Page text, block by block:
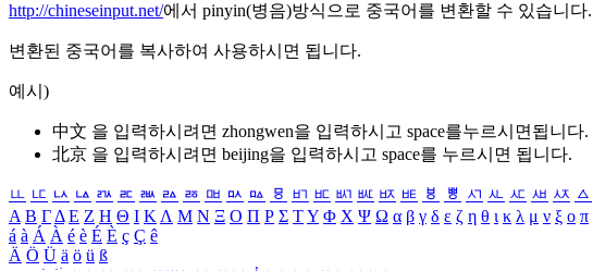
http://chineseinput.net/에서 pinyin(병음)방식으로 중국어를 변환할 수 있습니다.
변환된 중국어를 복사하여 사용하시면 됩니다.
예시)
中文 을 입력하시려면 zhongwen을 입력하시고 space를누르시면됩니다.
北京 을 입력하시려면 beijing을 입력하시고 space를 누르시면 됩니다.
ㅥ ㅦ ㅧ ㅨ ㅩ ㅪ ㅫ ㅬ ㅭ ㅮ ㅯ ㅰ ㅱ ㅲ ㅳ ㅴ ㅵ ㅶ ㅷ ㅸ ㅹ ㅺ ㅻ ㅼ ㅽ ㅾ ㅿ
Α Β ΓΔ Ε Ζ Η Θ Ι ΚΛ Μ Ν Ξ Ο Π Ρ Σ ΤΥ Φ Χ Ψ Ω α β γ δ ε ζ η θ ι κ λ μ ν ξ ο π
á à Á À é è É È ç Ç ê
Ä Ö Ü ä ö ü ß